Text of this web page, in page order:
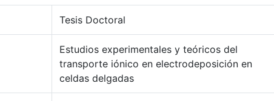
Tesis Doctoral
Estudios experimentales y teóricos del
transporte iónico en electrodeposición en
celdas delgadas